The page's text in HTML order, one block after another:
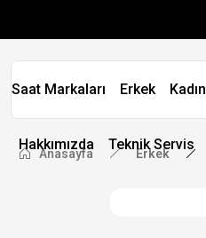
Saat Markaları Erkek
Hakkımızda Teknik Servis
Anasayfa Erkek